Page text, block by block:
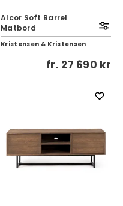
Alcor Soft Barrel
Matbord
Kristensen & Kristensen
fr. 27 690 kr